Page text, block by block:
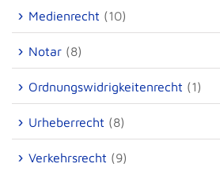
Medienrecht (10)
Notar (8)
Ordnungswidrigkeitenrecht (1)
Urheberrecht (8)
Verkehrsrecht (9)